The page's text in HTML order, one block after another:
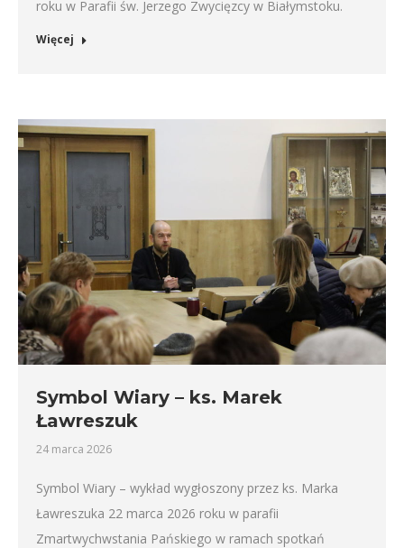
roku w Parafii św. Jerzego Zwycięzcy w Białymstoku.
Więcej
Symbol Wiary – ks. Marek
Ławreszuk
24 marca 2026
Symbol Wiary – wykład wygłoszony przez ks. Marka
Ławreszuka 22 marca 2026 roku w parafii
Zmartwychwstania Pańskiego w ramach spotkań